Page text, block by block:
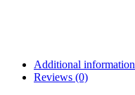
Additional information
Reviews (0)